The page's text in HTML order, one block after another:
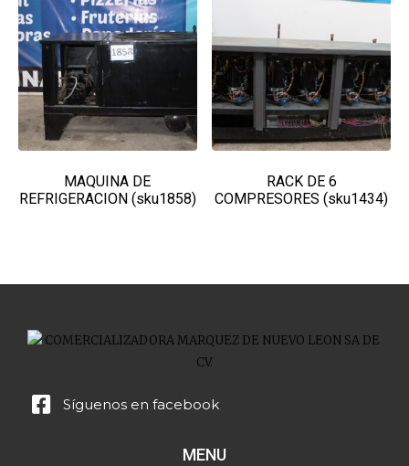
MAQUINA DE
REFRIGERACION (sku1858)
RACK DE 6
COMPRESORES (sku1434)
Síguenos en facebook
MENU